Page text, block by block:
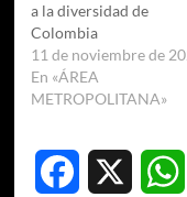
a la diversidad de
Colombia
11 de noviembre de
En «ÁREA
METROPOLITANA»
Facebook